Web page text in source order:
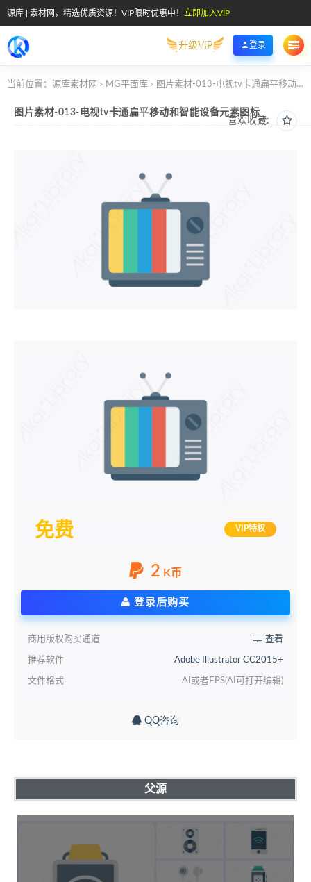
源库 | 素材网，精选优质资源！VIP限时优惠中！ 立即加入VIP
升级VIP 登录
当前位置： 源库素材网 > MG平面库 > 图片素材-013-电视tv卡通扁平移动和智能设备元素图标
喜欢收藏:
图片素材-013-电视tv卡通扁平移动和智能设备元素图标
免费 VIP特权
2 K币
登录后购买
商用版权购买通道 查看
推荐软件 Adobe Illustrator CC2015+
文件格式 AI或者EPS(AI可打开编辑)
QQ咨询
父源